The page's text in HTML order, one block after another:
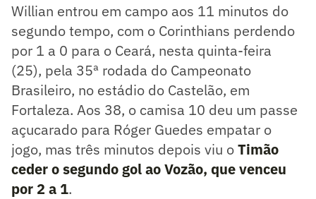
Willian entrou em campo aos 11 minutos do
segundo tempo, com o Corinthians perdendo
por 1 a 0 para o Ceará, nesta quinta-feira
(25), pela 35ª rodada do Campeonato
Brasileiro, no estádio do Castelão, em
Fortaleza. Aos 38, o camisa 10 deu um passe
açucarado para Róger Guedes empatar o
jogo, mas três minutos depois viu oTimão
ceder o segundo gol ao Vozão, que venceu
por 2 a 1.